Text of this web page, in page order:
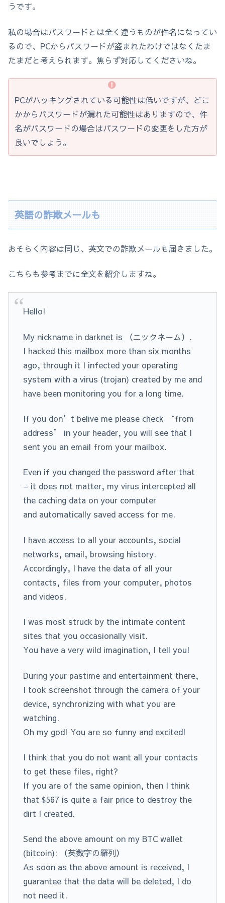
うです。
私の場合はパスワードとは全く違うものが件名になってい
るので、PCからパスワードが盗まれたわけではなくたま
たまだと考えられます。焦らず対応してくださいね。
PCがハッキングされている可能性は低いですが、どこ
かからパスワードが漏れた可能性はありますので、件
名がパスワードの場合はパスワードの変更をした方が
良いでしょう。
英語の詐欺メールも
おそらく内容は同じ、英文での詐欺メールも届きました。
こちらも参考までに全文を紹介しますね。
Hello!
My nickname in darknet is （ニックネーム）.
I hacked this mailbox more than six months
ago, through it I infected your operating
system with a virus (trojan) created by me and
have been monitoring you for a long time.
If you don’t belive me please check ‘from
address’ in your header, you will see that I
sent you an email from your mailbox.
Even if you changed the password after that
– it does not matter, my virus intercepted all
the caching data on your computer
and automatically saved access for me.
I have access to all your accounts, social
networks, email, browsing history.
Accordingly, I have the data of all your
contacts, files from your computer, photos
and videos.
I was most struck by the intimate content
sites that you occasionally visit.
You have a very wild imagination, I tell you!
During your pastime and entertainment there,
I took screenshot through the camera of your
device, synchronizing with what you are
watching.
Oh my god! You are so funny and excited!
I think that you do not want all your contacts
to get these files, right?
If you are of the same opinion, then I think
that $567 is quite a fair price to destroy the
dirt I created.
Send the above amount on my BTC wallet
(bitcoin): （英数字の羅列）
As soon as the above amount is received, I
guarantee that the data will be deleted, I do
not need it.